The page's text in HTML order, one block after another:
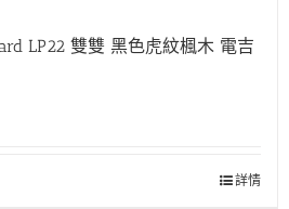
LP22 雙雙 黑色虎紋楓木 電吉
詳情